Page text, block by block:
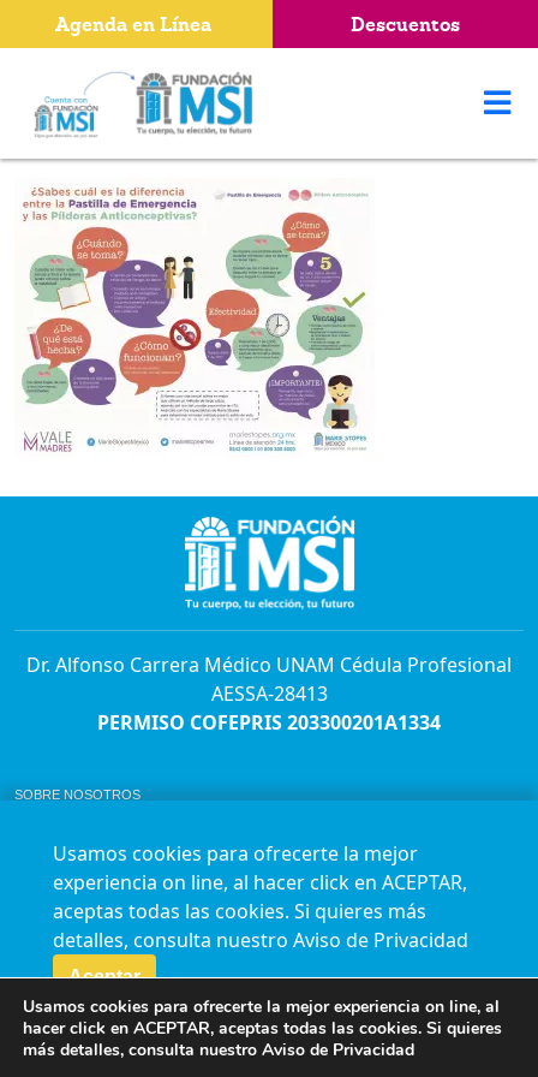
Dr. Alfonso Carrera Médico UNAM Cédula Profesional
AESSA-28413
PERMISO COFEPRIS 203300201A1334
SOBRE NOSOTROS
AVISO DE PRIVACIDAD
Horario de atención para citas e informes:
Lunes a sábado de 7:00am a 9:00pm
Agenda en línea
24/7 aquí
Síguenos en nuestras redes
Agenda en Línea Descuentos
Usamos cookies para ofrecerte la mejor
experiencia on line, al hacer click en ACEPTAR,
aceptas todas las cookies. Si quieres más
detalles, consulta nuestro Aviso de Privacidad
Aceptar
Usamos cookies para ofrecerte la mejor experiencia on line, al
hacer click en ACEPTAR, aceptas todas las cookies. Si quieres
más detalles, consulta nuestro Aviso de Privacidad